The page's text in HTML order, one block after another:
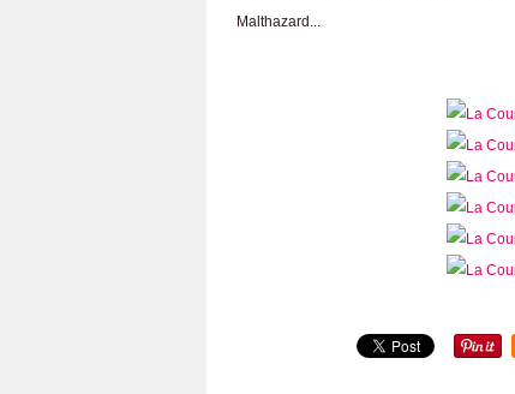
Malthazard...